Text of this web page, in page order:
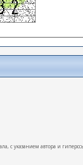
с указанием автора и